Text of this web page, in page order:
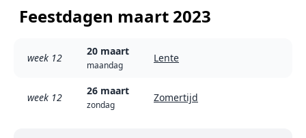
Feestdagen maart 2023
week 12
20 maart
maandag
Lente
week 12
26 maart
zondag
Zomertijd